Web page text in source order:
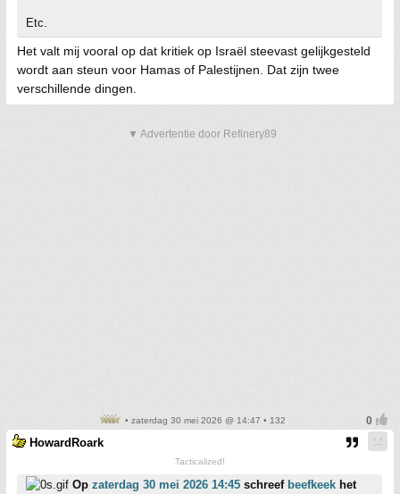
Etc.
Het valt mij vooral op dat kritiek op Israël steevast gelijkgesteld
wordt aan steun voor Hamas of Palestijnen. Dat zijn twee
verschillende dingen.
▼ Advertentie door Refinery89
• zaterdag 30 mei 2026 @ 14:47 • 132
HowardRoark
Tacticalized!
Op zaterdag 30 mei 2026 14:45 schreef beefkeek het